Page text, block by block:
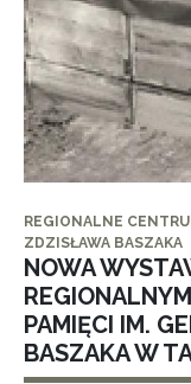
REGIONALNE
ZDZISŁAWA BASZAKA
NOWA
PAMIĘCI IM.
BASZAKA W